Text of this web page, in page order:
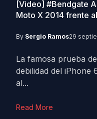
[Video] #Bendgate
Moto X 2014 frente
By Sergio Ramos29
La famosa prueba
debilidad del iPhone
al...
Read More